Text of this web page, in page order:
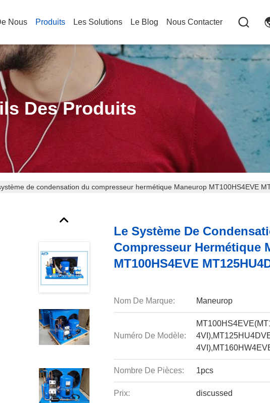
Nous Produits Les Solutions Le Blog Nous Contacter
Des Produits
de condensation du compresseur hermétique Maneurop MT100HS4EVE
Le Système De
Compresseur Hermétique
MT100HS4EVE
Nom De Marque: Maneurop
Numéro De Modèle:
Nombre De Pièces: 1pcs
Prix: discussed